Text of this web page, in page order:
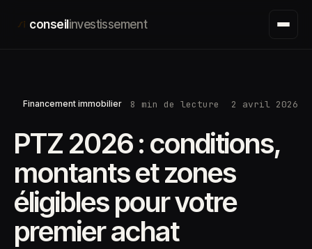
conseilinvestissement
Financement immobilier 8 min de lecture 2 avril 2026
PTZ 2026 : conditions,
montants et zones
éligibles pour votre
premier achat